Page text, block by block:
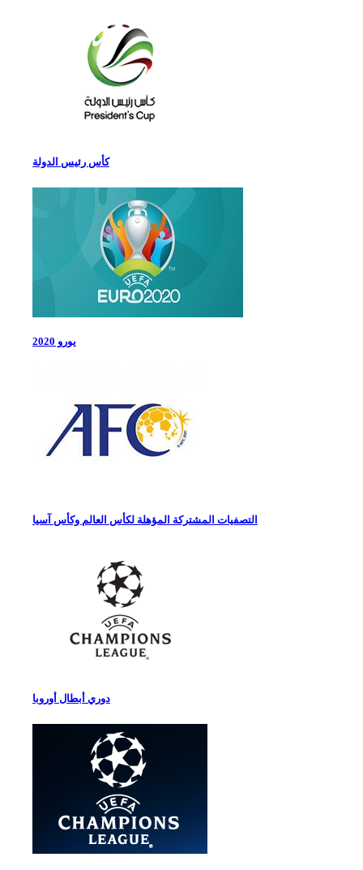
كأس رئيس الدولة
يورو 2020
التصفيات المشتركة المؤهلة لكأس العالم وكأس آسيا
دوري أبطال أوروبا